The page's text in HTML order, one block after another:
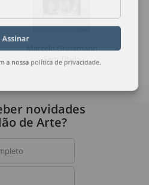
Marcelo Grassmann
Sem Título
Assinar
a nossa política de privacidade
novidades
de Arte?